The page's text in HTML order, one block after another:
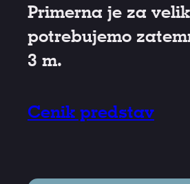
Primerna je za
potrebujemo
3 m.
Cenik predstav